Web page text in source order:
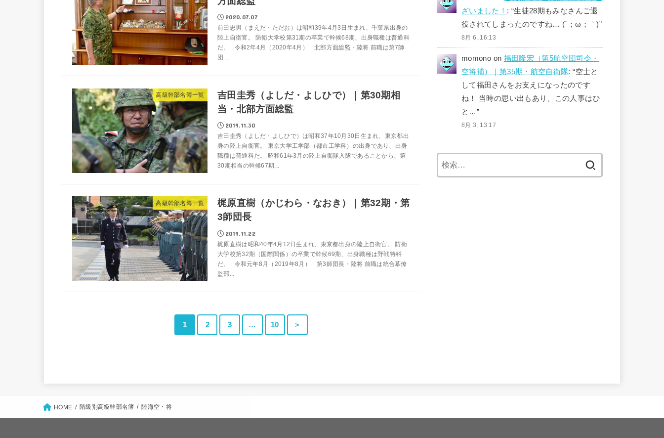
2020.07.07
前田忠男（まえだ・ただお）は昭和39年4月3日生まれ、千葉県出身の
陸上自衛官。 防衛大学校第31期の卒業で幹候68期、出身職種は普通科
だ。 令和2年4月（2020年4月） 北部方面総監・陸将 前職は第7師
団...
高級幹部名簿一覧
吉田圭秀（よしだ・よしひで）｜第30期相
当・北部方面総監
2019.11.30
吉田圭秀（よしだ・よしひで）は昭和37年10月30日生まれ、東京都出
身の陸上自衛官。 東京大学工学部（都市工学科）の出身であり、出身
職種は普通科だ。 昭和61年3月の陸上自衛隊入隊であることから、第
30期相当の幹候67期...
高級幹部名簿一覧
梶原直樹（かじわら・なおき）｜第32期・第
3師団長
2019.11.22
梶原直樹は昭和40年4月12日生まれ、東京都出身の陸上自衛官。 防衛
大学校第32期（国際関係）の卒業で幹候69期、出身職種は野戦特科
だ。 令和元年8月（2019年8月） 第3師団長・陸将 前職は統合幕僚
監部...
1 2 3 … 10 ＞
ざいました！ : “生徒28期もみなさんご退
役されてしまったのですね… (´；ω；｀)”
8月 6, 16:13
momono on 福田隆宏（第5航空団司令・
空将補）｜第35期・航空自衛隊: “空士と
して福田さんをお支えになったのです
ね！ 当時の思い出もあり、この人事はひ
と…”
8月 3, 13:17
HOME 階級別高級幹部名簿 陸海空・将